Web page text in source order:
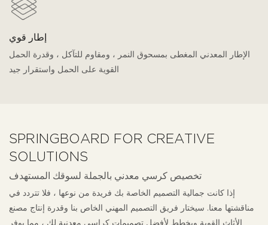
إطار قوي
الإطار المعدني المغطى بمسحوق النمر ، ومقاوم للتآكل ، وقدرة الحمل
القوية على الحمل واستقرار جيد
SPRINGBOARD FOR CREATIVE
SOLUTIONS
تخصيص كرسي معدني بالجملة لسوقك المستهدف
إذا كانت جمالية التصميم الخاصة بك فريدة من نوعها ، فلا تتردد في
مناقشتها معنا. سيختار فريق التصميم المهني الخاص بنا وقدرة إنتاج مصنع